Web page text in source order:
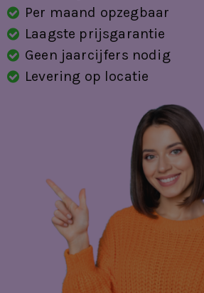
Per maand opzegbaar
Laagste prijsgarantie
Geen jaarcijfers nodig
Levering op locatie